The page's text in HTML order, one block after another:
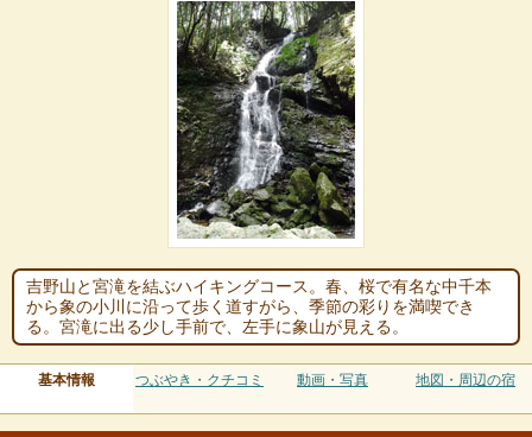
吉野山と宮滝を結ぶハイキングコース。春、桜で有名な中千本
から象の小川に沿って歩く道すがら、季節の彩りを満喫でき
る。宮滝に出る少し手前で、左手に象山が見える。
基本情報 つぶやき・クチコミ 動画・写真 地図・周辺の宿